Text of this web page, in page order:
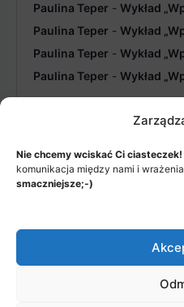
Nie chcemy wciskać Ci ciasteczek!
komunikacja między nami i
smaczniejsze;-)
Paulina Teper - Wykład
Paulina Teper - Wykład
Paulina Teper - Wykład
Paulina Teper - Wykład
JAK TO
© 2026 - Akademia Big Data,